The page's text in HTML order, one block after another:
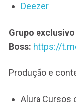
Deezer
Grupo
Boss: https://
Produção e
Alura Cursos